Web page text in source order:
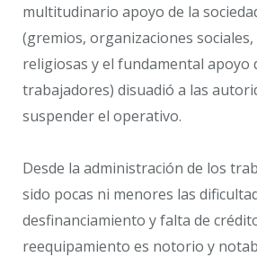
multitudinario apoyo de la
(gremios, organizaciones sociales,
religiosas y el fundamental apoyo
trabajadores) disuadió a las
suspender el operativo.
Desde la administración de los
sido pocas ni menores las
desfinanciamiento y falta de
reequipamiento es notorio y